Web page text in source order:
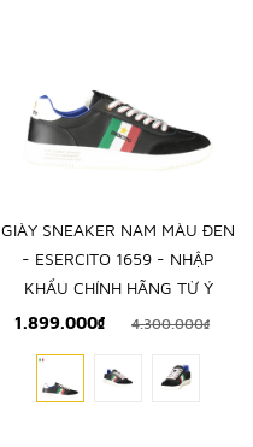
GIÀY SNEAKER NAM MÀU ĐEN
- ESERCITO 1659 - NHẬP
KHẨU CHÍNH HÃNG TỪ Ý
1.899.000₫
4.300.000₫